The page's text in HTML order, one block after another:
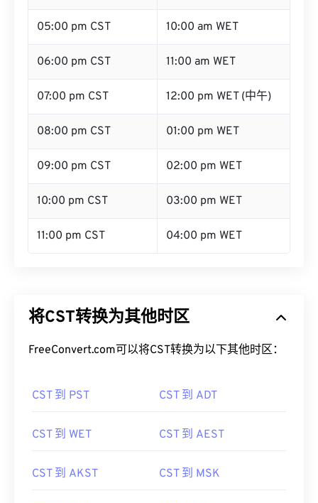
05:00 pm CST 10:00 am WET
06:00 pm CST 11:00 am WET
07:00 pm CST 12:00 pm WET (中午)
08:00 pm CST 01:00 pm WET
09:00 pm CST 02:00 pm WET
10:00 pm CST 03:00 pm WET
11:00 pm CST 04:00 pm WET
将CST转换为其他时区
FreeConvert.com可以将CST转换为以下其他时区：
CST 到 PST CST 到 ADT
CST 到 WET CST 到 AEST
CST 到 AKST CST 到 MSK